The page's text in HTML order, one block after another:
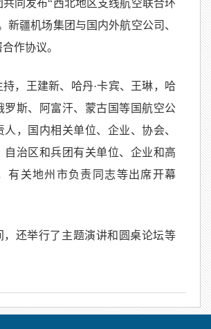
同发布“西北地区支线航空联合环
新疆机场集团与国内外航空公司、
作协议。
持，王建新、哈丹·卡宾、王琳，哈
罗斯、阿富汗、蒙古国等国航空公
人，国内相关单位、企业、协会、
自治区和兵团有关单位、企业和高
有关地州市负责同志等出席开幕
，还举行了主题演讲和圆桌论坛等